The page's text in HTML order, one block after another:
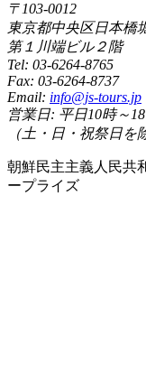
〒103-0012
東京都中央区日本橋
第１川端ビル２階
Tel: 03-6264-8765
Fax: 03-6264-8737
Email: info@js-tours.jp
営業日: 平日10時～
（土・日・祝祭日を
朝鮮民主主義人民共
ープライズ